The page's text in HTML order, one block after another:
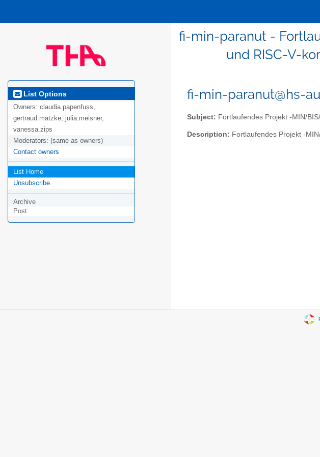
fi-min-paranut -
und RISC-V-
List Options
Owners: claudia.papenfuss,
gertraud.matzke, julia.meisner,
vanessa.zips
Moderators: (same as owners)
Contact owners
List Home
Unsubscribe
Archive
Post
fi-min-paranut@hs-
Subject: Fortlaufendes Projekt -MIN/
Description: Fortlaufendes Projekt -